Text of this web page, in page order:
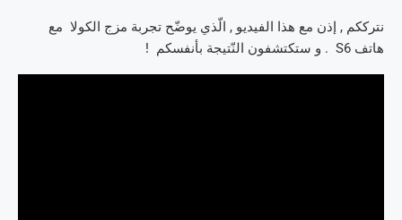
نترككم , إذن مع هذا الفيديو , الّذي يوضّح تجربة مزج الكولا مع
هاتف S6 . و ستكتشفون النّتيجة بأنفسكم !